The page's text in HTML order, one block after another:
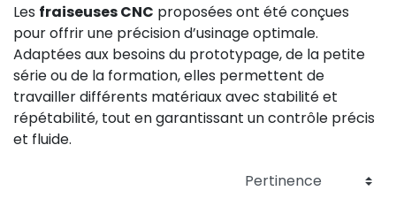
Les fraiseuses CNC proposées ont été conçues
pour offrir une précision d’usinage optimale.
Adaptées aux besoins du prototypage, de la petite
série ou de la formation, elles permettent de
travailler différents matériaux avec stabilité et
répétabilité, tout en garantissant un contrôle précis
et fluide.